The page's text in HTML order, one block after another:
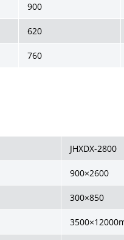
900
620
760
JHXDX-2800
900×2600
300×850